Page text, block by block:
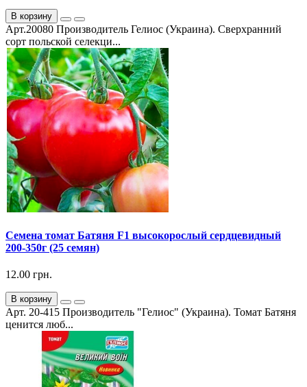
В корзину
Арт.20080 Производитель Гелиос (Украина). Сверхранний
сорт польской селекци...
Семена томат Батяня F1 высокорослый сердцевидный
200-350г (25 семян)
12.00 грн.
В корзину
Арт. 20-415 Производитель "Гелиос" (Украина). Томат Батяня
ценится люб...